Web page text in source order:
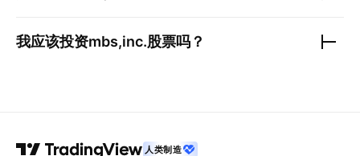
我应该投资mbs,inc.股票吗？
人类制造